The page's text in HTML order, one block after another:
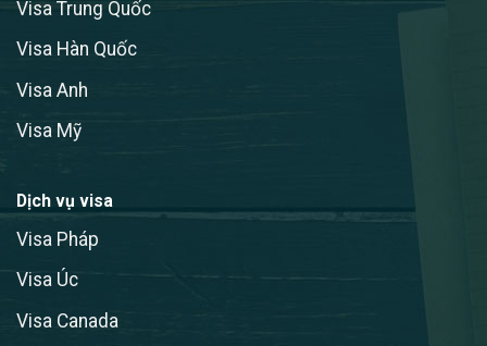
Visa Trung Quốc
Visa Hàn Quốc
Visa Anh
Visa Mỹ
Dịch vụ visa
Visa Pháp
Visa Úc
Visa Canada